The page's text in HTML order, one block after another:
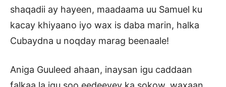
shaqadii ay hayeen, maadaama uu Samuel ku
kacay khiyaano iyo wax is daba marin, halka
Cubaydna u noqday marag beenaale!
Aniga Guuleed ahaan, inaysan igu caddaan